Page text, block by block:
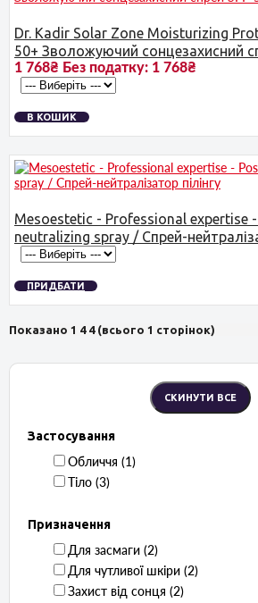
Застосування
Обличчя ‏ (1)
Тіло ‏ (3)
Призначення
Для засмаги ‏ (2)
Для чутливої ​​шкіри ‏ (2)
Захист від сонця ‏ (2)
Dr. Kadir Solar Zone Moisturizing
50+ Зволожуючий сонцезахисний
1 768₴ Без податку: 1 768₴
В КОШИК
Mesoestetic - Professional expertise
neutralizing spray / Спрей-
ПРИДБАТИ
Показано 1 4 4 (всього 1 сторінок)